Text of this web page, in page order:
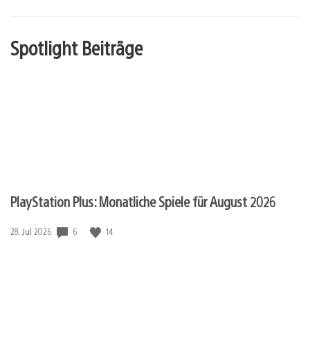
Spotlight Beiträge
PlayStation Plus: Monatliche Spiele für August 2026
Veröffentlichungsdatum:
28. Jul 2026 6 14